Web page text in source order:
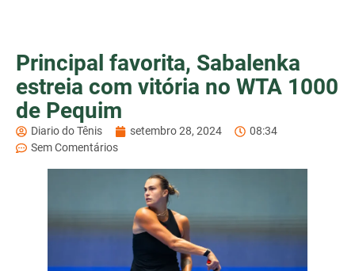
Principal favorita, Sabalenka
estreia com vitória no WTA 1000
de Pequim
Diario do Tênis setembro 28, 2024
08:34
Sem Comentários